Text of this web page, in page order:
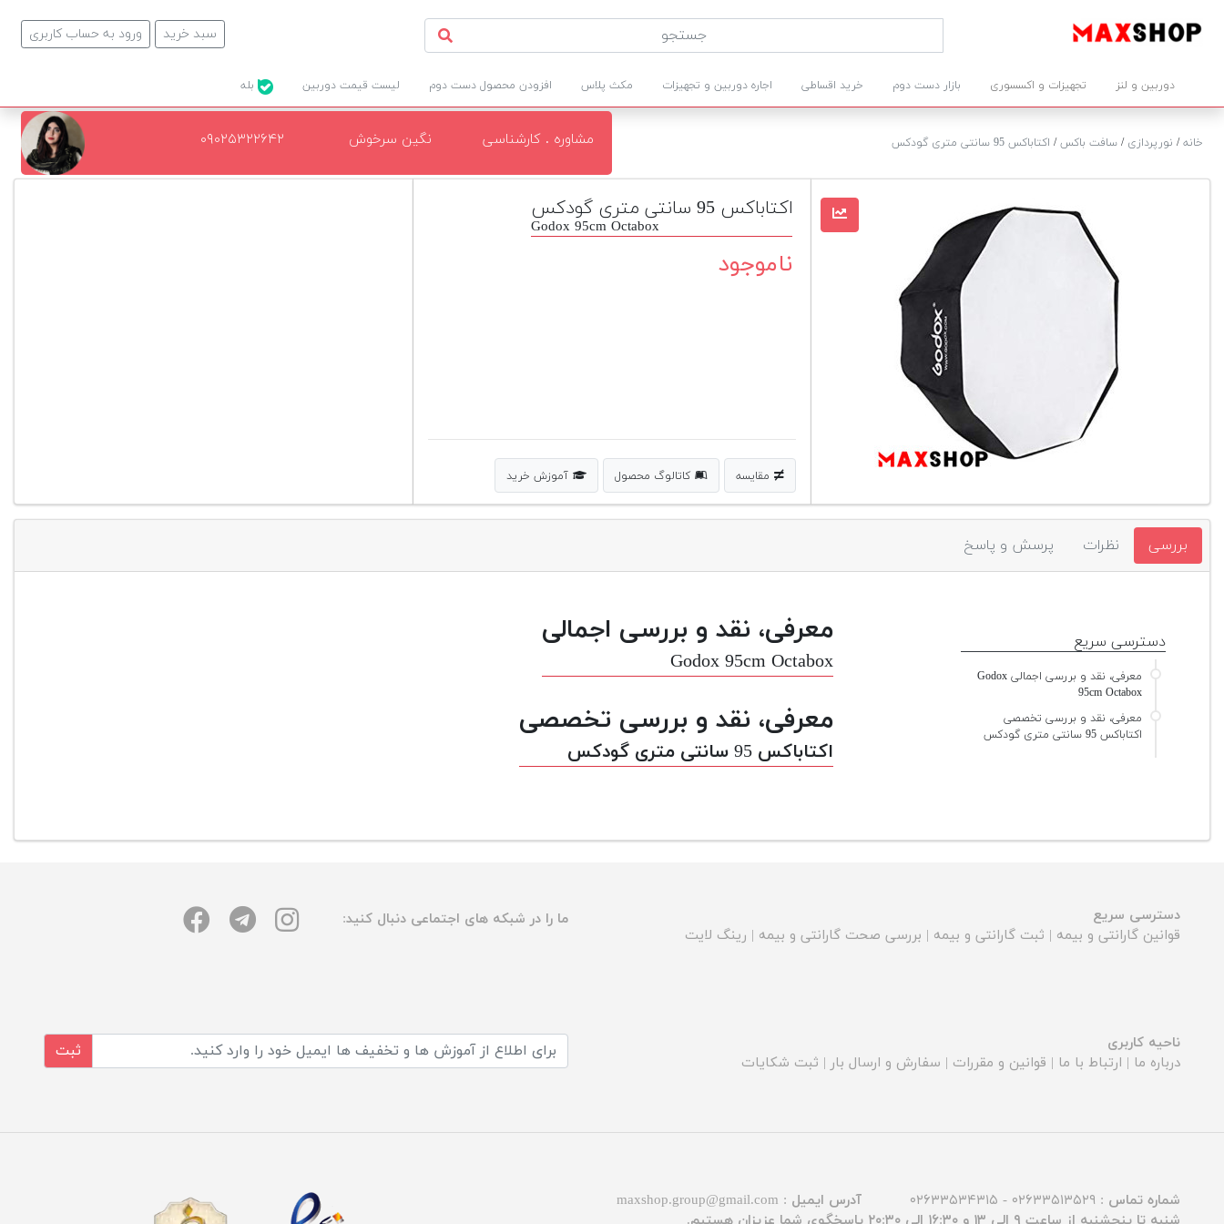
ورود به حساب کاربری سبد خرید
دوربین و لنز تجهیزات و اکسسوری بازار دست دوم خرید اقساطی اجاره دوربین و تجهیزات مکث پلاس افزودن محصول دست دوم لیست قیمت دوربین
خانه/ نورپردازی / سافت باکس/ اکتاباکس 95 سانتی متری گودکس مشاوره . کارشناسی نگین سرخوش ۰۹۰۲۵۳۲۲۶۴۲
اکتاباکس 95 سانتی متری گودکس
Godox 95cm Octabox
ناموجود
مقایسه کاتالوگ محصول آموزش خرید
بررسی نظرات پرسش و پاسخ
معرفی، نقد و بررسی اجمالی
Godox 95cm Octabox
معرفی، نقد و بررسی تخصصی
اکتاباکس 95 سانتی متری گودکس
دسترسی سریع
معرفی، نقد و بررسی اجمالی Godox
95cm Octabox
معرفی، نقد و بررسی تخصصی
اکتاباکس 95 سانتی متری گودکس
دسترسی سریع
قوانین گارانتی و بیمه | ثبت گارانتی و بیمه | بررسی صحت گارانتی و بیمه | رینگ لایت
ما را در شبکه های اجتماعی دنبال کنید:
ناحیه کاربری
درباره ما | ارتباط با ما | قوانین و مقررات | سفارش و ارسال بار | ثبت شکایات
ثبت
شماره تماس : ۰۲۶۳۳۵۱۳۵۲۹ - ۰۲۶۳۳۵۳۴۳۱۵ آدرس ایمیل : maxshop.group@gmail.com